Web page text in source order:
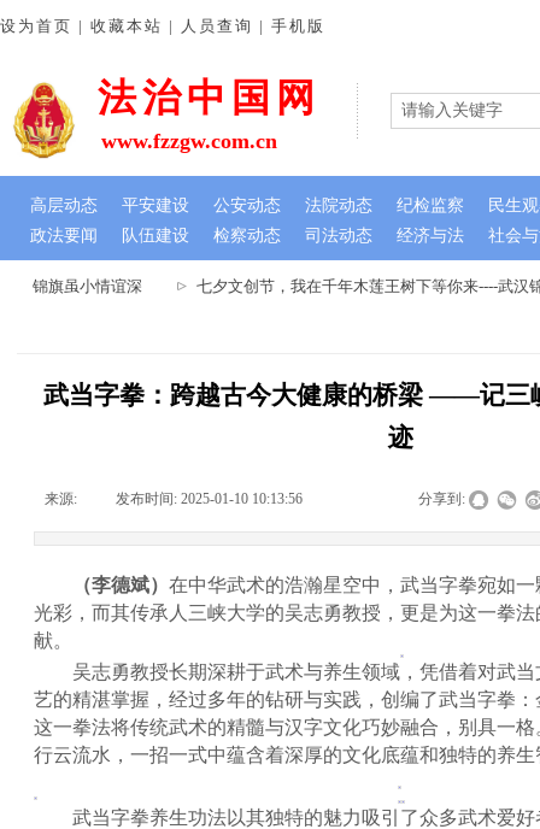
锦旗虽小情谊深 七夕文创节，我在千年木莲王树下等你来----武汉
法治中国网
政法要闻 队伍建设 检察动态 司法动态 经济与法 社会
设为首页 | 收藏本站 | 人员查询 | 手机版
www.fzzgw.com.cn
高层动态 平安建设 公安动态 法院动态 纪检监察 民生
武当字拳：跨越古今大健康的桥梁 ——记三
迹
来源: 发布时间: 2025-01-10 10:13:56 分享到:
（李德斌） 在中华武术的浩瀚星空中，武当字拳宛如
光彩，而其传承人三峡大学的吴志勇教授，更是为这一拳
献。
吴志勇教授长期深耕于武术与养生领域，凭借着对武当
艺的精湛掌握，经过多年的钻研与实践，创编了武当字拳
这一拳法将传统武术的精髓与汉字文化巧妙融合，别具一
行云流水，一招一式中蕴含着深厚的文化底蕴和独特的养生
武当字拳养生功法以其独特的魅力吸引了众多武术爱好